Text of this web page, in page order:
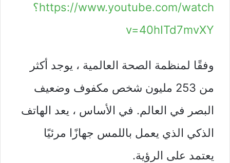
https://www.youtube.com/watch؟
v=40hITd7mvXY
وفقًا لمنظمة الصحة العالمية ، يوجد أكثر
من 253 مليون شخص مكفوف وضعيف
البصر في العالم. في الأساس ، يعد الهاتف
الذكي الذي يعمل باللمس جهازًا مرئيًا
يعتمد على الرؤية.